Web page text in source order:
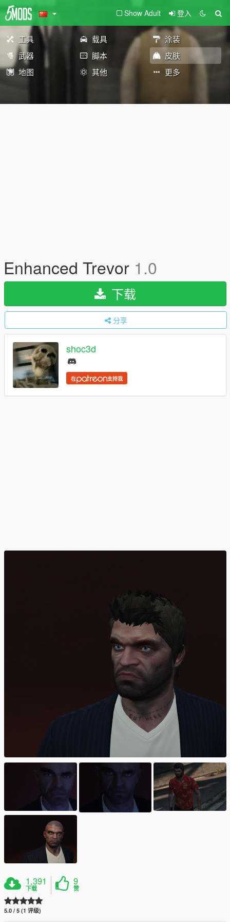
Show Adult 登入
工具 载具
涂装
武器
脚本
皮肤
地图
其他 更多
Enhanced Trevor 1.0
下载
分享
shoc3d
在 支持我
1,391
下载
9
赞
5.0 / 5 (1 评级)